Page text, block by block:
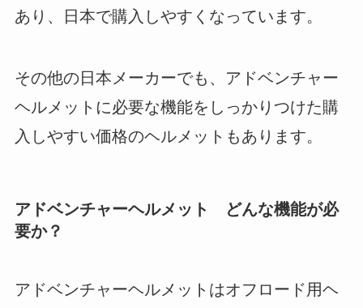
あり、日本で購入しやすくなっています。
その他の日本メーカーでも、アドベンチャー
ヘルメットに必要な機能をしっかりつけた購
入しやすい価格のヘルメットもあります。
アドベンチャーヘルメット どんな機能が必
要か？
アドベンチャーヘルメットはオフロード用ヘ